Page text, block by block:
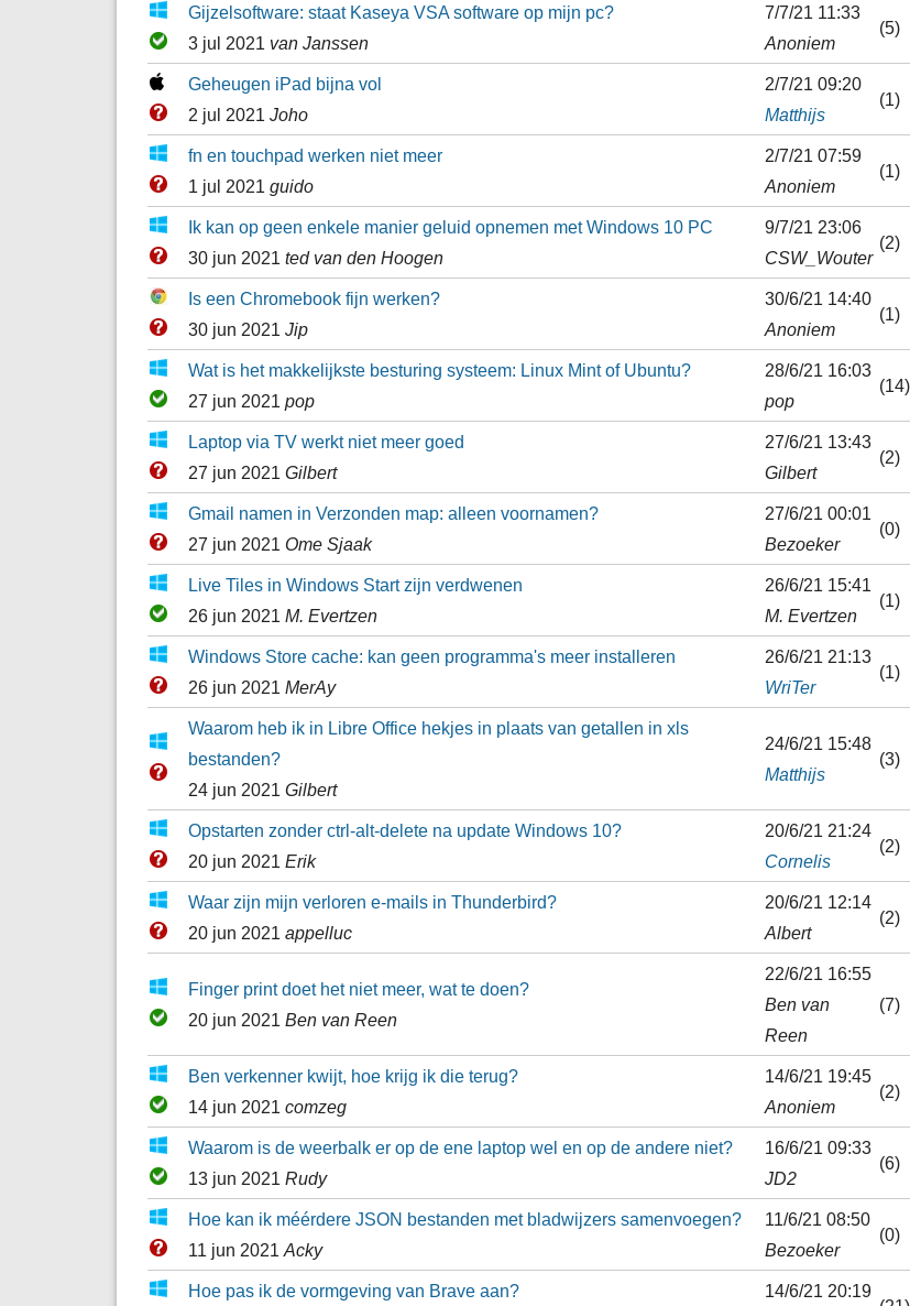
Gijzelsoftware: staat Kaseya VSA software op mijn pc?
3 jul 2021 van Janssen
7/7/21 11:33
Anoniem
(5)
Geheugen iPad bijna vol
2 jul 2021 Joho
2/7/21 09:20
Matthijs
(1)
fn en touchpad werken niet meer
1 jul 2021 guido
2/7/21 07:59
Anoniem
(1)
Ik kan op geen enkele manier geluid opnemen met Windows 10 PC
30 jun 2021 ted van den Hoogen
9/7/21 23:06
CSW_Wouter
(2)
Is een Chromebook fijn werken?
30 jun 2021 Jip
30/6/21 14:40
Anoniem
(1)
Wat is het makkelijkste besturing systeem: Linux Mint of Ubuntu?
27 jun 2021 pop
28/6/21 16:03
pop
(14)
Laptop via TV werkt niet meer goed
27 jun 2021 Gilbert
27/6/21 13:43
Gilbert
(2)
Gmail namen in Verzonden map: alleen voornamen?
27 jun 2021 Ome Sjaak
27/6/21 00:01
Bezoeker
(0)
Live Tiles in Windows Start zijn verdwenen
26 jun 2021 M. Evertzen
26/6/21 15:41
M. Evertzen
(1)
Windows Store cache: kan geen programma's meer installeren
26 jun 2021 MerAy
26/6/21 21:13
WriTer
(1)
Waarom heb ik in Libre Office hekjes in plaats van getallen in xls
bestanden?
24 jun 2021 Gilbert
24/6/21 15:48
Matthijs
(3)
Opstarten zonder ctrl-alt-delete na update Windows 10?
20 jun 2021 Erik
20/6/21 21:24
Cornelis
(2)
Waar zijn mijn verloren e-mails in Thunderbird?
20 jun 2021 appelluc
20/6/21 12:14
Albert
(2)
Finger print doet het niet meer, wat te doen?
20 jun 2021 Ben van Reen
22/6/21 16:55
Ben van
Reen
(7)
Ben verkenner kwijt, hoe krijg ik die terug?
14 jun 2021 comzeg
14/6/21 19:45
Anoniem
(2)
Waarom is de weerbalk er op de ene laptop wel en op de andere niet?
13 jun 2021 Rudy
16/6/21 09:33
JD2
(6)
Hoe kan ik méérdere JSON bestanden met bladwijzers samenvoegen?
11 jun 2021 Acky
11/6/21 08:50
Bezoeker
(0)
Hoe pas ik de vormgeving van Brave aan? 14/6/21 20:19